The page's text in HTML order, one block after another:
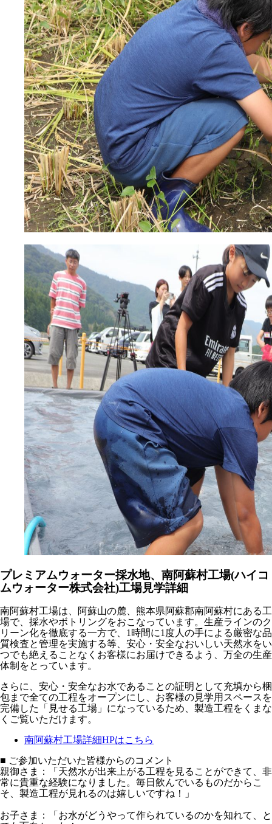
プレミアムウォーター採水地、南阿蘇村工場(ハイコ
ムウォーター株式会社)工場見学詳細
南阿蘇村工場は、阿蘇山の麓、熊本県阿蘇郡南阿蘇村にある工
場で、採水やボトリングをおこなっています。生産ラインのク
リーン化を徹底する一方で、1時間に1度人の手による厳密な品
質検査と管理を実施する等、安心・安全なおいしい天然水をい
つでも絶えることなくお客様にお届けできるよう、万全の生産
体制をとっています。
さらに、安心・安全なお水であることの証明として充填から梱
包まで全ての工程をオープンにし、お客様の見学用スペースを
完備した「見せる工場」になっているため、製造工程をくまな
くご覧いただけます。
南阿蘇村工場詳細HPはこちら
■ ご参加いただいた皆様からのコメント
親御さま：「天然水が出来上がる工程を見ることができて、非
常に貴重な経験になりました。毎日飲んでいるものだからこ
そ、製造工程が見れるのは嬉しいですね！」
お子さま：「お水がどうやって作られているのかを知れて、と